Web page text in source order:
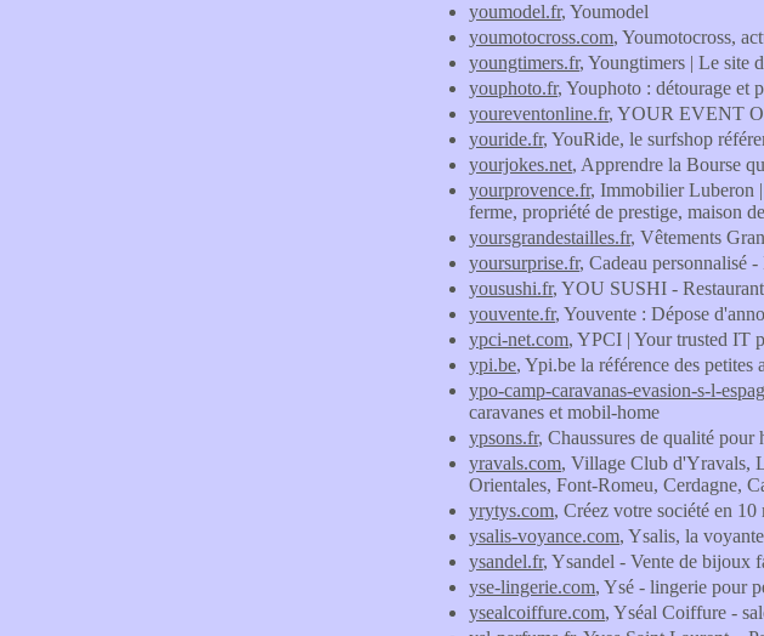
youmodel.fr, Youmodel
youmotocross.com, Youmotocross,
youngtimers.fr, Youngtimers | Le site
youphoto.fr, Youphoto : détourage et
youreventonline.fr, YOUR EVENT
youride.fr, YouRide, le surfshop
yourjokes.net, Apprendre la Bourse
yourprovence.fr, Immobilier Luberon
ferme, propriété de prestige, maison
yoursgrandestailles.fr, Vêtements
yoursurprise.fr, Cadeau personnalisé
yousushi.fr, YOU SUSHI -
youvente.fr, Youvente : Dépose
ypci-net.com, YPCI | Your trusted IT
ypi.be, Ypi.be la référence des petites
ypo-camp-caravanas-evasion-s-l-
caravanes et mobil-home
ypsons.fr, Chaussures de qualité
yravals.com, Village Club d'Yravals,
Orientales, Font-Romeu, Cerdagne,
yrytys.com, Créez votre société en 10
ysalis-voyance.com, Ysalis, la
ysandel.fr, Ysandel - Vente de bijoux
yse-lingerie.com, Ysé - lingerie pour
ysealcoiffure.com, Yséal Coiffure -